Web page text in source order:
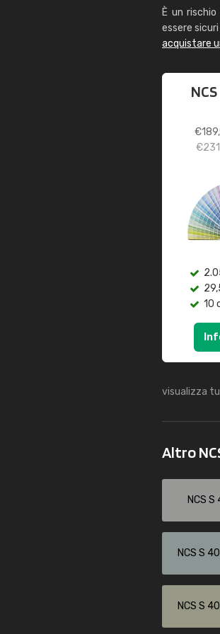
È un
essere
acquistare
€
€
10
visualizza
Altro
NCS
NCS S
NCS S